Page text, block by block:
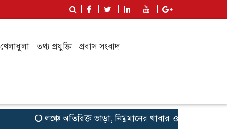
খেলাধুলা তথ্য প্রযুক্তি প্রবাস সংবাদ
লঞ্চে অতিরিক্ত ভাড়া, নিম্নমানের খাবার ও যাত্রী হয়রানি